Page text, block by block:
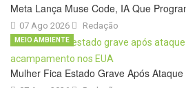
Meta Lança Muse Code, IA Que
07 Ago 2026 Redação
Mulher Fica Estado Grave Após
MEIO AMBIENTE